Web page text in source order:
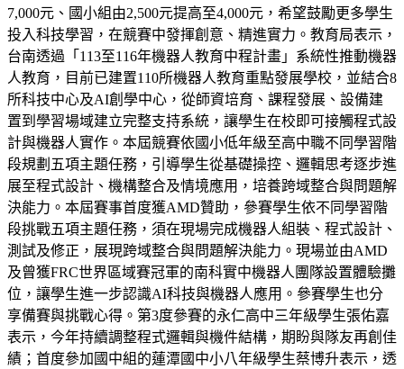
7,000元、國小組由2,500元提高至4,000元，希望鼓勵更多學生
投入科技學習，在競賽中發揮創意、精進實力。教育局表示，
台南透過「113至116年機器人教育中程計畫」系統性推動機器
人教育，目前已建置110所機器人教育重點發展學校，並結合8
所科技中心及AI創學中心，從師資培育、課程發展、設備建
置到學習場域建立完整支持系統，讓學生在校即可接觸程式設
計與機器人實作。本屆競賽依國小低年級至高中職不同學習階
段規劃五項主題任務，引導學生從基礎操控、邏輯思考逐步進
展至程式設計、機構整合及情境應用，培養跨域整合與問題解
決能力。本屆賽事首度獲AMD贊助，參賽學生依不同學習階
段挑戰五項主題任務，須在現場完成機器人組裝、程式設計、
測試及修正，展現跨域整合與問題解決能力。現場並由AMD
及曾獲FRC世界區域賽冠軍的南科實中機器人團隊設置體驗攤
位，讓學生進一步認識AI科技與機器人應用。參賽學生也分
享備賽與挑戰心得。第3度參賽的永仁高中三年級學生張佑嘉
表示，今年持續調整程式邏輯與機件結構，期盼與隊友再創佳
績；首度參加國中組的蓮潭國中小八年級學生蔡博升表示，透